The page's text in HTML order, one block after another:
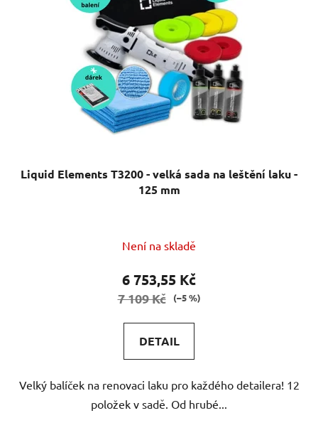
Liquid Elements T3200 - velká sada na leštění laku -
125 mm
hodnocení
produktu
je
5
Není na skladě
6 753,55 Kč
7 109 Kč (–5 %)
DETAIL
Velký balíček na renovaci laku pro každého detailera! 12
položek v sadě. Od hrubé...